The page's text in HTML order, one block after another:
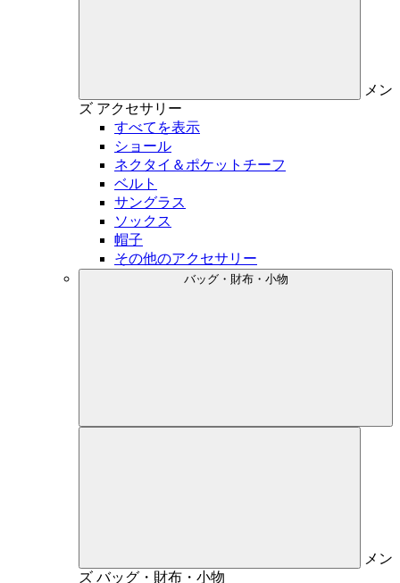
メン
ズ アクセサリー
すべてを表示
ショール
ネクタイ＆ポケットチーフ
ベルト
サングラス
ソックス
帽子
その他のアクセサリー
バッグ・財布・小物
メン
ズ バッグ・財布・小物